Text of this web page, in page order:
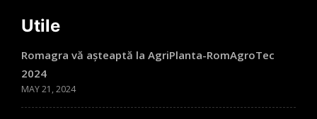
Utile
Romagra vă așteaptă la AgriPlanta-RomAgroTec
2024
MAY 21, 2024